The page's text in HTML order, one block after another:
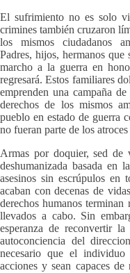
El sufrimiento no es solo
crimines también cruzaron
los mismos ciudadanos
Padres, hijos, hermanos
marcho a la guerra en
regresará. Estos familiares
emprenden una campaña
derechos de los mismos
pueblo en estado de guerra
no fueran parte de los
Armas por doquier, sed de
deshumanizada basada en
asesinos sin escrúpulos en
acaban con decenas de
derechos humanos terminan
llevados a cabo. Sin
esperanza de reconvertir
autoconciencia del
necesario que el individuo
acciones y sean capaces